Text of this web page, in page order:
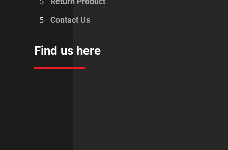
Contact Us
Find us here